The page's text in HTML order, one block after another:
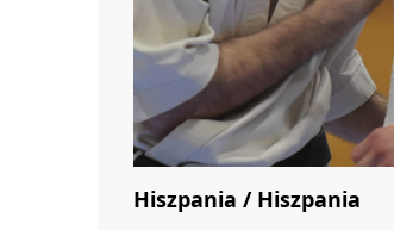
Hiszpania / Hiszpania